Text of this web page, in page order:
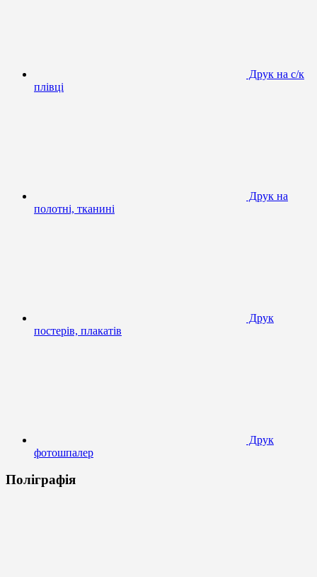
Друк на с/к
плівці
Друк на
полотні, тканині
Друк
постерів, плакатів
Друк
фотошпалер
Поліграфія